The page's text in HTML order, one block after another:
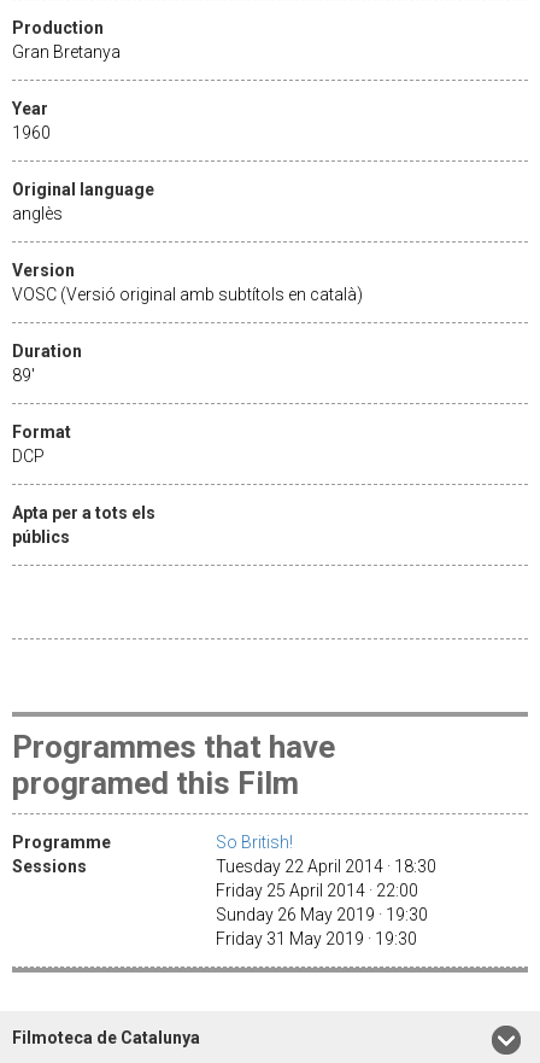
Production
Gran Bretanya
Year
1960
Original language
anglès
Version
VOSC (Versió original amb subtítols en català)
Duration
89'
Format
DCP
Apta per a tots els
públics
Programmes that have
programed this Film
Programme
So British!
Sessions
Tuesday 22 April 2014 · 18:30
Friday 25 April 2014 · 22:00
Sunday 26 May 2019 · 19:30
Friday 31 May 2019 · 19:30
Filmoteca de Catalunya